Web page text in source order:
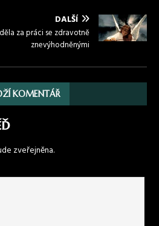
DALŠÍ
za práci se zdravotně
znevýhodněnými
KOMENTÁŘ
zveřejněna.